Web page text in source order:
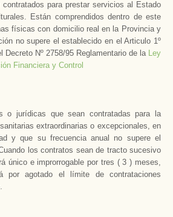
para prestar servicios al Estado
Están comprendidos dentro de este
físicas con domicilio real en la Provincia y
no supere el establecido en el Articulo 1º
Decreto Nº 2758/95 Reglamentario de la Ley
Financiera y Control
o jurídicas que sean contratadas para la
extraordinarias o excepcionales, en
y que su frecuencia anual no supere el
los contratos sean de tracto sucesivo
único e improrrogable por tres ( 3 ) meses,
por agotado el límite de contrataciones